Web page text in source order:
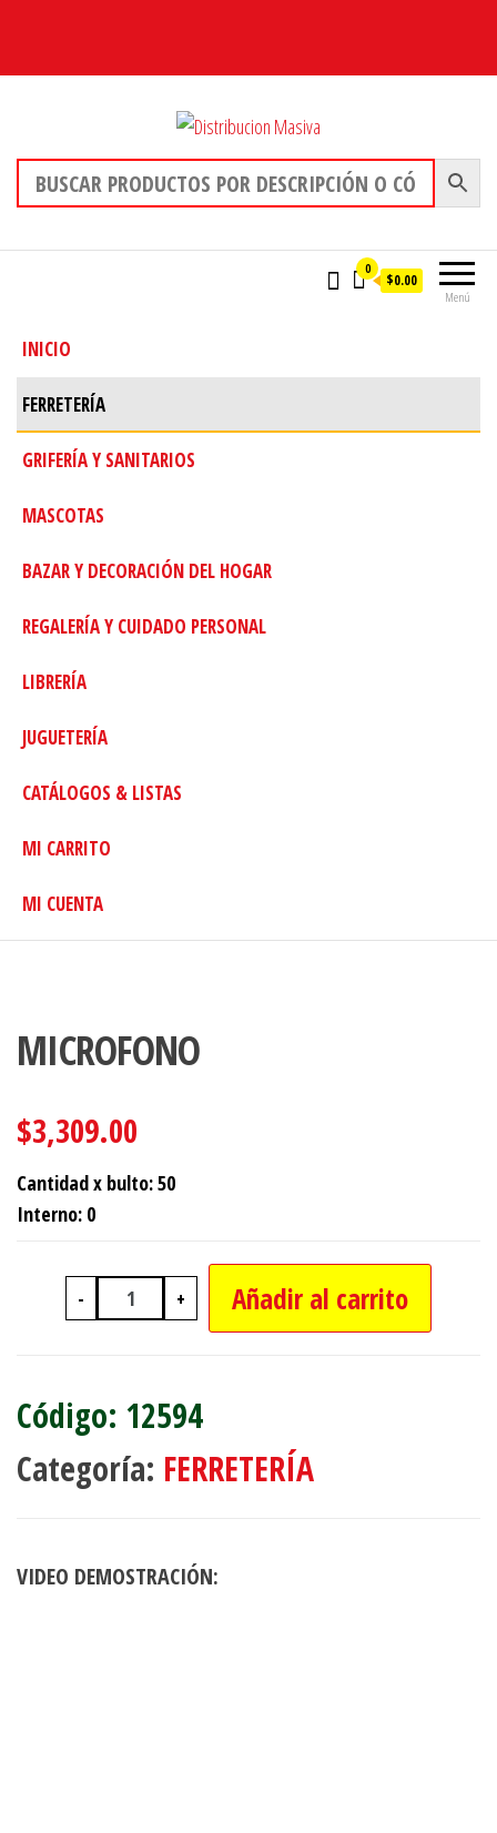
Distribucion Masiva
Menú
0
$0.00
INICIO
FERRETERÍA
GRIFERÍA Y SANITARIOS
MASCOTAS
BAZAR Y DECORACIÓN DEL HOGAR
REGALERÍA Y CUIDADO PERSONAL
LIBRERÍA
JUGUETERÍA
CATÁLOGOS & LISTAS
MI CARRITO
MI CUENTA
MICROFONO
$3,309.00
Cantidad x bulto: 50
Interno: 0
-
MICROFONO cantidad
+ Añadir al carrito
12594
Categoría: FERRETERÍA
VIDEO DEMOSTRACIÓN: